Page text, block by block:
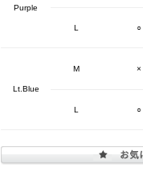
Purple
L ○
Lt.Blue
M ×
L ○